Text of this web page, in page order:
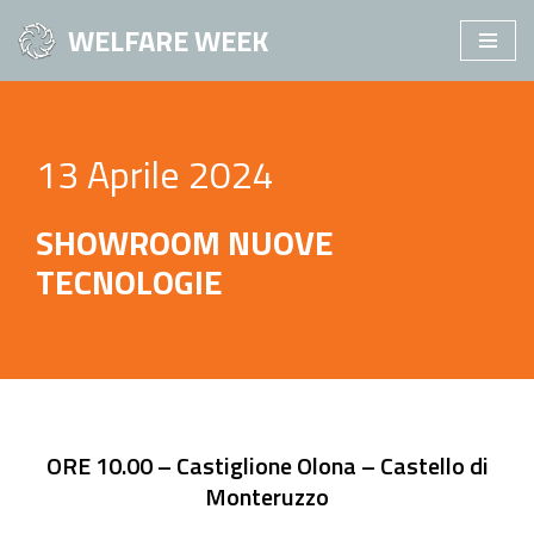
Vai
WELFARE WEEK
13 Aprile 2024
SHOWROOM NUOVE
TECNOLOGIE
ORE 10.00 – Castiglione Olona – Castello di
Monteruzzo